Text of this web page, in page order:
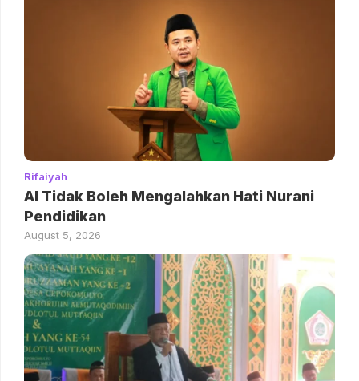
Rifaiyah
AI Tidak Boleh Mengalahkan Hati Nurani
Pendidikan
August 5, 2026